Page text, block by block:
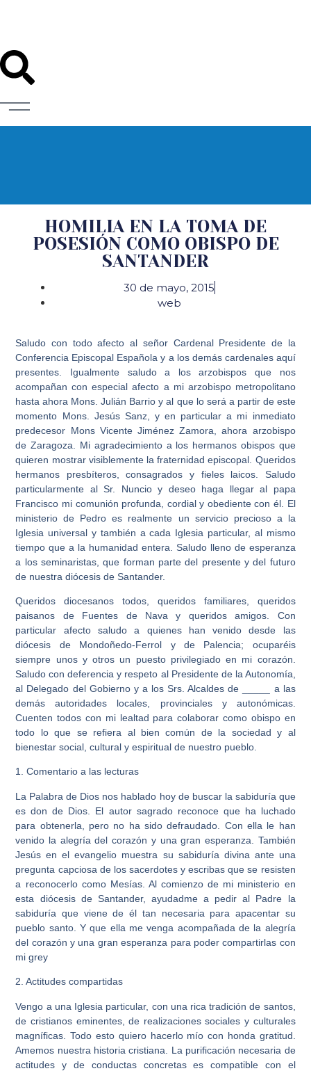
HOMILIA EN LA TOMA DE
POSESIÓN COMO OBISPO DE
SANTANDER
30 de mayo, 2015
web
Saludo con todo afecto al señor Cardenal Presidente de la
Conferencia Episcopal Española y a los demás cardenales aquí
presentes. Igualmente saludo a los arzobispos que nos
acompañan con especial afecto a mi arzobispo metropolitano
hasta ahora Mons. Julián Barrio y al que lo será a partir de este
momento Mons. Jesús Sanz, y en particular a mi inmediato
predecesor Mons Vicente Jiménez Zamora, ahora arzobispo
de Zaragoza. Mi agradecimiento a los hermanos obispos que
quieren mostrar visiblemente la fraternidad episcopal. Queridos
hermanos presbíteros, consagrados y fieles laicos. Saludo
particularmente al Sr. Nuncio y deseo haga llegar al papa
Francisco mi comunión profunda, cordial y obediente con él. El
ministerio de Pedro es realmente un servicio precioso a la
Iglesia universal y también a cada Iglesia particular, al mismo
tiempo que a la humanidad entera. Saludo lleno de esperanza
a los seminaristas, que forman parte del presente y del futuro
de nuestra diócesis de Santander.
Queridos diocesanos todos, queridos familiares, queridos
paisanos de Fuentes de Nava y queridos amigos. Con
particular afecto saludo a quienes han venido desde las
diócesis de Mondoñedo-Ferrol y de Palencia; ocuparéis
siempre unos y otros un puesto privilegiado en mi corazón.
Saludo con deferencia y respeto al Presidente de la Autonomía,
al Delegado del Gobierno y a los Srs. Alcaldes de _____ a las
demás autoridades locales, provinciales y autonómicas.
Cuenten todos con mi lealtad para colaborar como obispo en
todo lo que se refiera al bien común de la sociedad y al
bienestar social, cultural y espiritual de nuestro pueblo.
1. Comentario a las lecturas
La Palabra de Dios nos hablado hoy de buscar la sabiduría que
es don de Dios. El autor sagrado reconoce que ha luchado
para obtenerla, pero no ha sido defraudado. Con ella le han
venido la alegría del corazón y una gran esperanza. También
Jesús en el evangelio muestra su sabiduría divina ante una
pregunta capciosa de los sacerdotes y escribas que se resisten
a reconocerlo como Mesías. Al comienzo de mi ministerio en
esta diócesis de Santander, ayudadme a pedir al Padre la
sabiduría que viene de él tan necesaria para apacentar su
pueblo santo. Y que ella me venga acompañada de la alegría
del corazón y una gran esperanza para poder compartirlas con
mi grey
2. Actitudes compartidas
Vengo a una Iglesia particular, con una rica tradición de santos,
de cristianos eminentes, de realizaciones sociales y culturales
magníficas. Todo esto quiero hacerlo mío con honda gratitud.
Amemos nuestra historia cristiana. La purificación necesaria de
actitudes y de conductas concretas es compatible con el